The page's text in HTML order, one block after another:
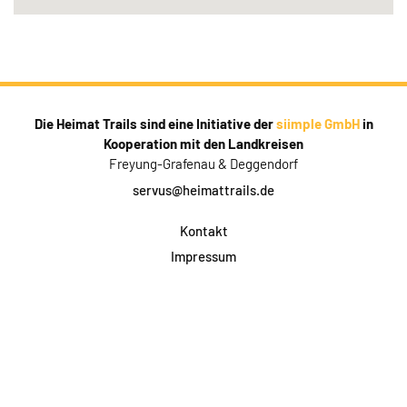
Die Heimat Trails sind eine Initiative dersiimple GmbHin
Kooperation mit den Landkreisen
Freyung-Grafenau & Deggendorf
servus@heimattrails.de
Kontakt
Impressum